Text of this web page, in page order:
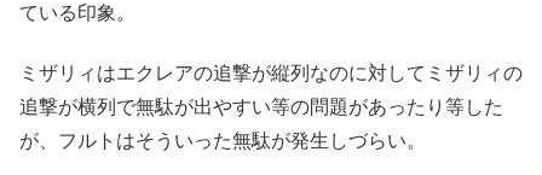
ている印象。
ミザリィはエクレアの追撃が縦列なのに対してミザリィの
追撃が横列で無駄が出やすい等の問題があったり等した
が、フルトはそういった無駄が発生しづらい。